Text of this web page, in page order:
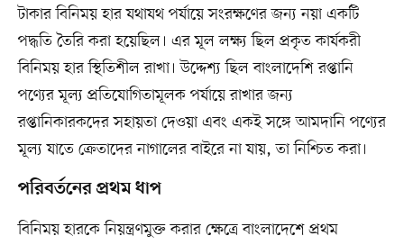
টাকার বিনিময় হার যথাযথ পর্যায়ে সংরক্ষণের জন্য নয়া একটি
পদ্ধতি তৈরি করা হয়েছিল। এর মূল লক্ষ্য ছিল প্রকৃত কার্যকরী
বিনিময় হার স্থিতিশীল রাখা। উদ্দেশ্য ছিল বাংলাদেশি রপ্তানি
পণ্যের মূল্য প্রতিযোগিতামূলক পর্যায়ে রাখার জন্য
রপ্তানিকারকদের সহায়তা দেওয়া এবং একই সঙ্গে আমদানি পণ্যের
মূল্য যাতে ক্রেতাদের নাগালের বাইরে না যায়, তা নিশ্চিত করা।
পরিবর্তনের প্রথম ধাপ
বিনিময় হারকে নিয়ন্ত্রণমুক্ত করার ক্ষেত্রে বাংলাদেশে প্রথম